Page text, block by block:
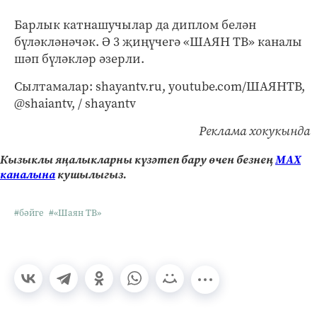
Барлык катнашучылар да диплом белән
бүләкләнәчәк. Ә 3 җиңүчегә «ШАЯН ТВ» каналы
шәп бүләкләр әзерли.
Сылтамалар: shayantv.ru, youtube.com/ШАЯНТВ,
@shaiantv, / shayantv
Реклама хокукында
Кызыклы яңалыкларны күзәтеп бару өчен безнеңМАХ
каналынакушылыгыз.
#бәйге #«Шаян ТВ»